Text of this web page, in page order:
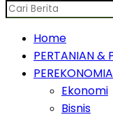
Home
PERTANIAN &
Ekonomi
Bisnis